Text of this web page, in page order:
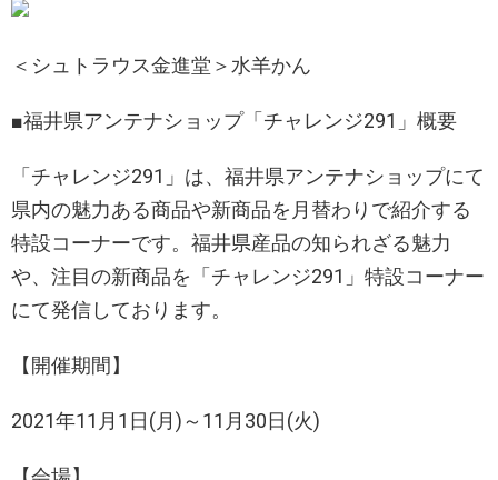
＜シュトラウス金進堂＞水羊かん
■福井県アンテナショップ「チャレンジ291」概要
「チャレンジ291」は、福井県アンテナショップにて
県内の魅力ある商品や新商品を月替わりで紹介する
特設コーナーです。福井県産品の知られざる魅力
や、注目の新商品を「チャレンジ291」特設コーナー
にて発信しております。
【開催期間】
2021年11月1日(月)～11月30日(火)